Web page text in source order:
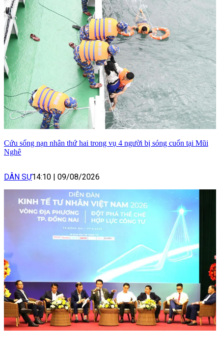
Cứu sống nạn nhân thứ hai trong vụ 4 người bị sóng cuốn tại Mũi
Nghê
DÂN SỰ14:10 09/08/2026